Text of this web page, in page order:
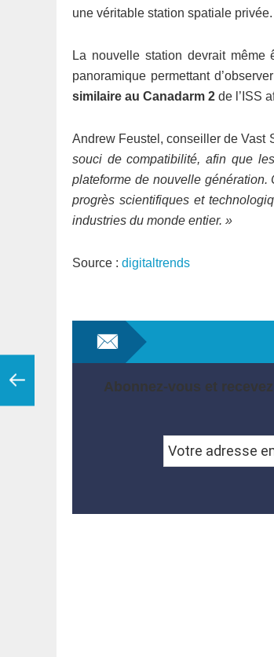
une véritable station spatiale privée.
La nouvelle station devrait même
panoramique permettant
similaire au Canadarm 2 de l’ISS
Andrew Feustel, conseiller de Vast
souci de compatibilité, afin que
plateforme de nouvelle génération.
progrès scientifiques et
industries du monde entier. »
Source : digitaltrends
Abonnez-vous et